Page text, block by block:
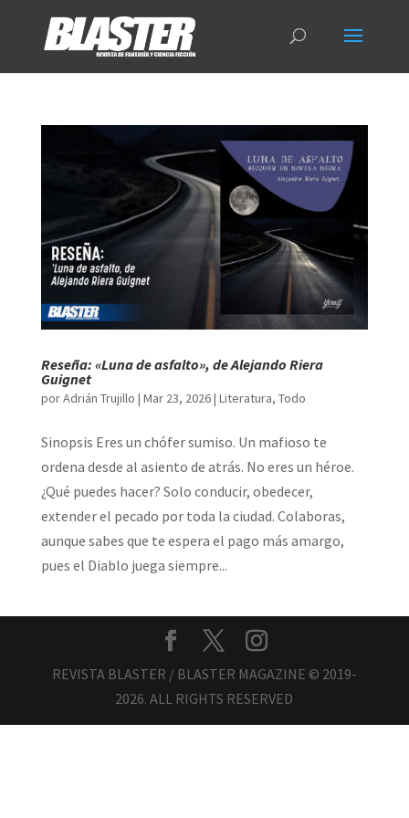
Reseña: «Luna de asfalto», de Alejando Riera
Guignet
porAdrián Trujillo | Mar 23, 2026| Literatura, Todo
Sinopsis Eres un chófer sumiso. Un mafioso te
ordena desde al asiento de atrás. No eres un héroe.
¿Qué puedes hacer? Solo conducir, obedecer,
extender el pecado por toda la ciudad. Colaboras,
aunque sabes que te espera el pago más amargo,
pues el Diablo juega siempre...
REVISTA BLASTER / BLASTER MAGAZINE © 2019-
2026. ALL RIGHTS RESERVED